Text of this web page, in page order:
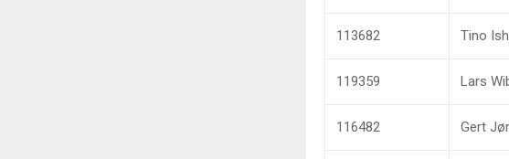
113682 Tino
119359 Lars
116482 Gert